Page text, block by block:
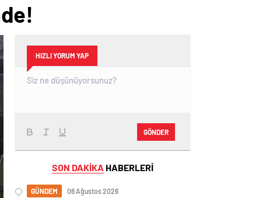
HIZLI YORUM YAP
GÖNDER
SON DAKİKA HABERLERİ
GÜNDEM 06 Ağustos 2026